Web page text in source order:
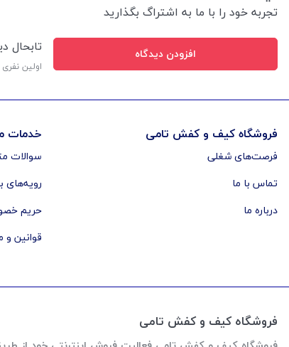
تجربه خود را با ما به اشتراگ بگذارید
افزودن دیدگاه تابحال
اولین
فروشگاه کیف و کفش تامی
فرصت‌های شغلی
تماس با ما
درباره ما
خدمات
سوالات
رویه‌های
حریم
قوانین و
فروشگاه کیف و کفش تامی